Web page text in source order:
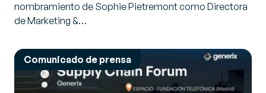
nombramiento de Sophie Pietremont como Directora
de Marketing &…
Comunicado de prensa